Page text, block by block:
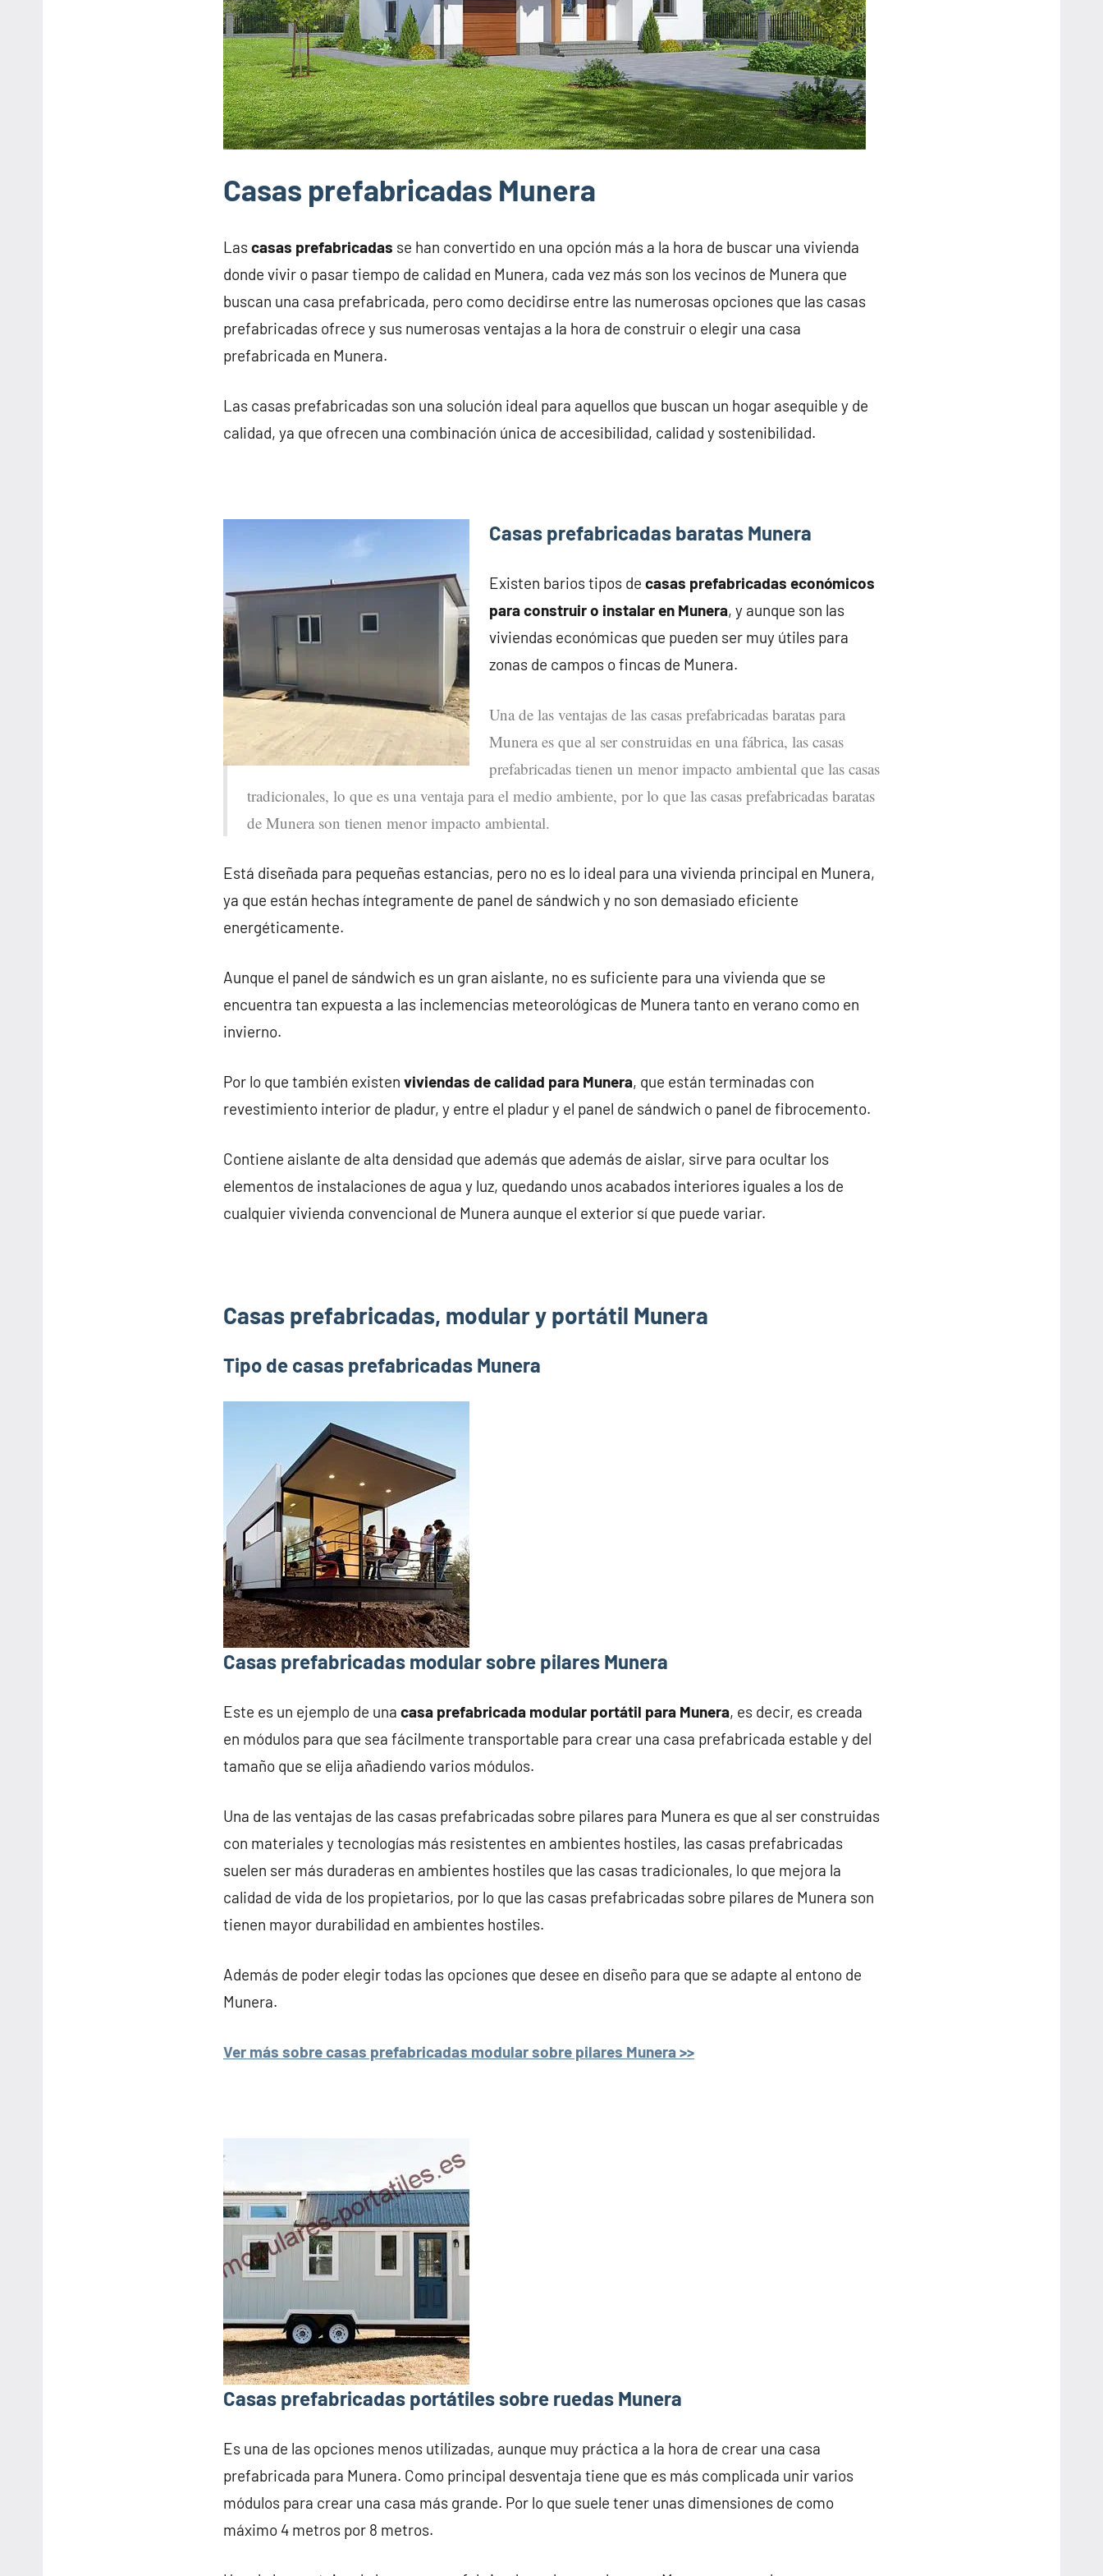
Casas prefabricadas Munera
Lascasas prefabricadas se han convertido en una opción más a la hora de buscar una vivienda
donde vivir o pasar tiempo de calidad en Munera, cada vez más son los vecinos de Munera que
buscan una casa prefabricada, pero como decidirse entre las numerosas opciones que las casas
prefabricadas ofrece y sus numerosas ventajas a la hora de construir o elegir una casa
prefabricada en Munera.
Las casas prefabricadas son una solución ideal para aquellos que buscan un hogar asequible y de
calidad, ya que ofrecen una combinación única de accesibilidad, calidad y sostenibilidad.
Casas prefabricadas baratas Munera
Existen barios tipos de casas prefabricadas económicos
para construir o instalar en Munera, y aunque son las
viviendas económicas que pueden ser muy útiles para
zonas de campos o fincas de Munera.
Una de las ventajas de las casas prefabricadas baratas para
Munera es que al ser construidas en una fábrica, las casas
prefabricadas tienen un menor impacto ambiental que las casas
tradicionales, lo que es una ventaja para el medio ambiente, por lo que las casas prefabricadas baratas
de Munera son tienen menor impacto ambiental.
Está diseñada para pequeñas estancias, pero no es lo ideal para una vivienda principal en Munera,
ya que están hechas íntegramente de panel de sándwich y no son demasiado eficiente
energéticamente.
Aunque el panel de sándwich es un gran aislante, no es suficiente para una vivienda que se
encuentra tan expuesta a las inclemencias meteorológicas de Munera tanto en verano como en
invierno.
Por lo que también existen viviendas de calidad para Munera, que están terminadas con
revestimiento interior de pladur, y entre el pladur y el panel de sándwich o panel de fibrocemento.
Contiene aislante de alta densidad que además que además de aislar, sirve para ocultar los
elementos de instalaciones de agua y luz, quedando unos acabados interiores iguales a los de
cualquier vivienda convencional de Munera aunque el exterior sí que puede variar.
Casas prefabricadas, modular y portátil Munera
Tipo de casas prefabricadas Munera
Casas prefabricadas modular sobre pilares Munera
Este es un ejemplo de una casa prefabricada modular portátil para Munera, es decir, es creada
en módulos para que sea fácilmente transportable para crear una casa prefabricada estable y del
tamaño que se elija añadiendo varios módulos.
Una de las ventajas de las casas prefabricadas sobre pilares para Munera es que al ser construidas
con materiales y tecnologías más resistentes en ambientes hostiles, las casas prefabricadas
suelen ser más duraderas en ambientes hostiles que las casas tradicionales, lo que mejora la
calidad de vida de los propietarios, por lo que las casas prefabricadas sobre pilares de Munera son
tienen mayor durabilidad en ambientes hostiles.
Además de poder elegir todas las opciones que desee en diseño para que se adapte al entono de
Munera.
Ver más sobre casas prefabricadas modular sobre pilares Munera >>
Casas prefabricadas portátiles sobre ruedas Munera
Es una de las opciones menos utilizadas, aunque muy práctica a la hora de crear una casa
prefabricada para Munera. Como principal desventaja tiene que es más complicada unir varios
módulos para crear una casa más grande. Por lo que suele tener unas dimensiones de como
máximo 4 metros por 8 metros.